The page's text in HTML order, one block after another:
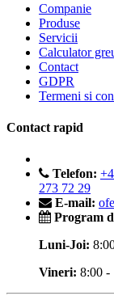
Companie
Produse
Servicii
Calculator
Contact
GDPR
Termeni si
Contact rapid
Telefon:
273 72 29
E-mail:
Program
Luni-Joi:
Vineri: 8:00 -